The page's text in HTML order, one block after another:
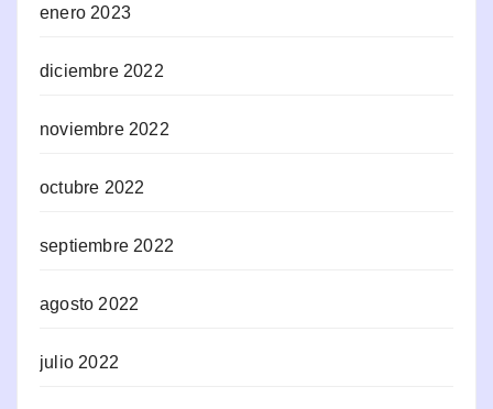
enero 2023
diciembre 2022
noviembre 2022
octubre 2022
septiembre 2022
agosto 2022
julio 2022